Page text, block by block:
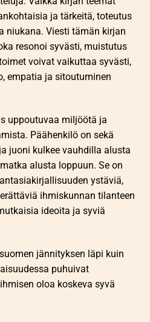
ja tärkeitä, toteutus
niukana. Viesti tämän kirjan
resonoi syvästi, muistutus
voivat vaikuttaa syvästi,
empatia ja sitoutuminen
uppoutuvaa miljöötä ja
Päähenkilö on sekä
juoni kulkee vauhdilla alusta
alusta loppuun. Se on
ystäviä,
ihmiskunnan tilanteen
ideoita ja syviä
jännityksen läpi kuin
puhuivat
oloa koskeva syvä